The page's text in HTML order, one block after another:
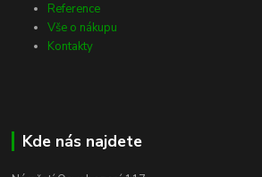
Reference
Vše o nákupu
Kontakty
Kde nás najdete